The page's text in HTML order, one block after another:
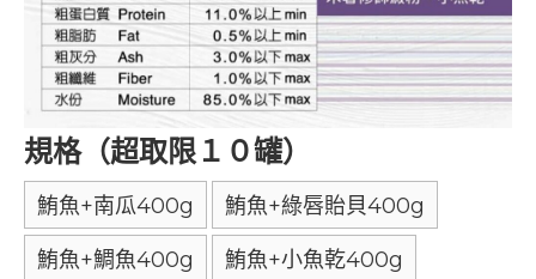
規格（超取限１０罐）
鮪魚+南瓜400g 鮪魚+綠唇貽貝400g
鮪魚+鯛魚400g 鮪魚+小魚乾400g